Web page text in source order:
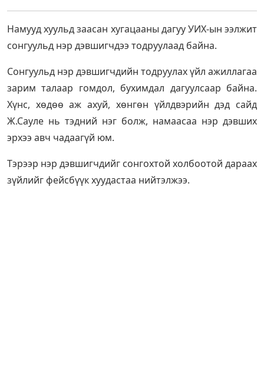
Намууд хуульд заасан хугацааны дагуу УИХ-ын ээлжит
сонгуульд нэр дэвшигчдээ тодруулаад байна.
Сонгуульд нэр дэвшигчдийн тодруулах үйл ажиллагаа
зарим талаар гомдол, бухимдал дагуулсаар байна.
Хүнс, хөдөө аж ахуй, хөнгөн үйлдвэрийн дэд сайд
Ж.Сауле нь тэдний нэг болж, намаасаа нэр дэвших
эрхээ авч чадаагүй юм.
Тэрээр нэр дэвшигчдийг сонгохтой холбоотой дараах
зүйлийг фейсбүүк хуудастаа нийтэлжээ.